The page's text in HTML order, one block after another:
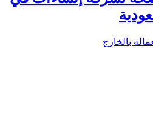
بالخارج